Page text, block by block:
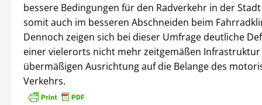
bessere Bedingungen für den Radverkehr in der
somit auch im besseren Abschneiden beim
Dennoch zeigen sich bei dieser Umfrage deutliche
einer vielerorts nicht mehr zeitgemäßen
übermäßigen Ausrichtung auf die Belange des
Verkehrs.